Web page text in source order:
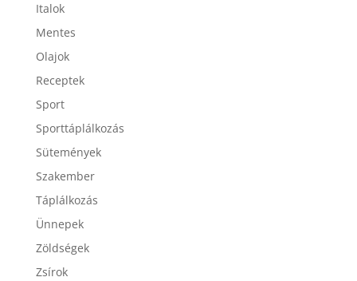
Italok
Mentes
Olajok
Receptek
Sport
Sporttáplálkozás
Sütemények
Szakember
Táplálkozás
Ünnepek
Zöldségek
Zsírok